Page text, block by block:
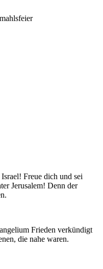
Freue dich und sei
Jerusalem! Denn der
Frieden verkündigt
die nahe waren.